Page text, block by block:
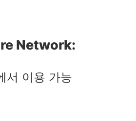
Network:
서 이용 가능